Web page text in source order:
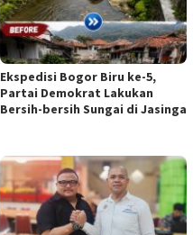
Ekspedisi Bogor Biru ke-5,
Partai Demokrat Lakukan
Bersih-bersih Sungai di Jasinga